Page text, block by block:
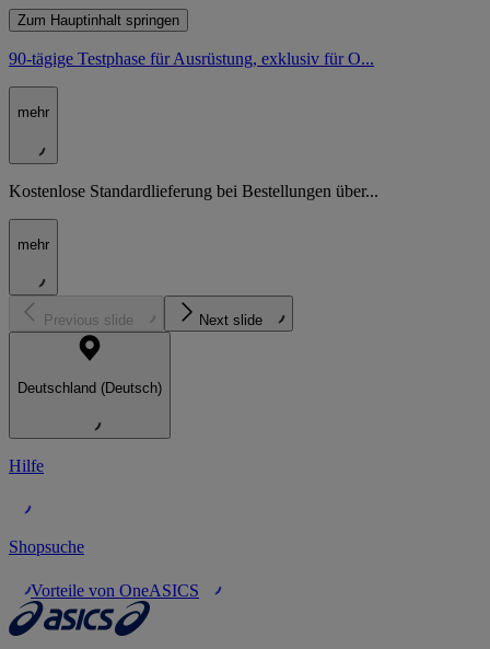
Zum Hauptinhalt springen
90-tägige Testphase für Ausrüstung, exklusiv für O...
mehr
Kostenlose Standardlieferung bei Bestellungen über...
mehr
Previous slide Next slide
Deutschland (Deutsch)
Hilfe
Shopsuche
Vorteile von OneASICS